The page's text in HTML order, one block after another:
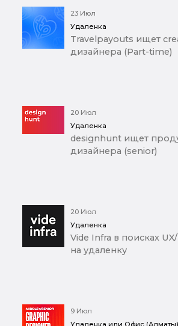
23 Июл
Удаленка
Travelpayouts ищет
дизайнера (Part-time)
20 Июл
Удаленка
designhunt ищет
дизайнера (senior)
20 Июл
Удаленка
Vide Infra в поисках
на удаленку
9 Июл